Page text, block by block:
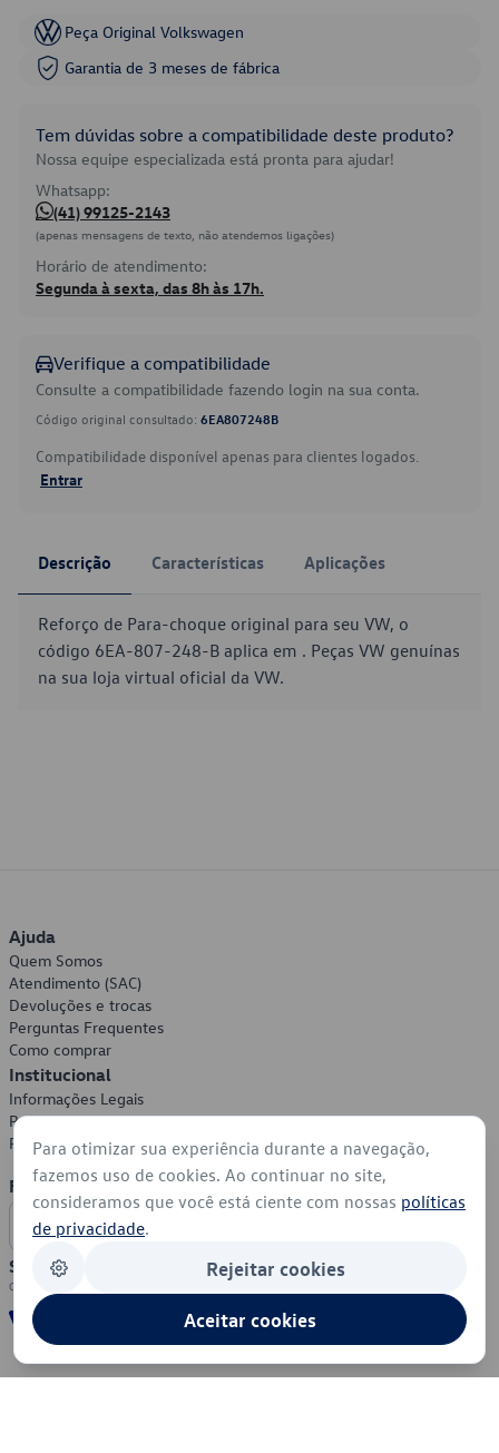
Peça Original Volkswagen
Garantia de 3 meses de fábrica
Tem dúvidas sobre a compatibilidade deste produto?
Nossa equipe especializada está pronta para ajudar!
Whatsapp:
(41) 99125-2143
(apenas mensagens de texto, não atendemos ligações)
Horário de atendimento:
Segunda à sexta, das 8h às 17h.
Verifique a compatibilidade
Consulte a compatibilidade fazendo login na sua conta.
Código original consultado: 6EA807248B
Compatibilidade disponível apenas para clientes logados.
Entrar
Descrição Características Aplicações
Reforço de Para-choque original para seu VW, o
código 6EA-807-248-B aplica em . Peças VW genuínas
na sua loja virtual oficial da VW.
Ajuda
Quem Somos
Atendimento (SAC)
Devoluções e trocas
Perguntas Frequentes
Como comprar
Institucional
Informações Legais
Política de Privacidade
Política de Cookies
Formas de Pagamento
Segurança
Para otimizar sua experiência durante a navegação,
fazemos uso de cookies. Ao continuar no site,
consideramos que você está ciente com nossas políticas
de privacidade.
Rejeitar cookies
Aceitar cookies